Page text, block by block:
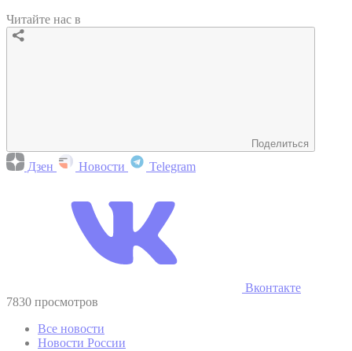
Читайте нас в
Поделиться
Дзен Новости Telegram
Вконтакте
7830 просмотров
Все новости
Новости России